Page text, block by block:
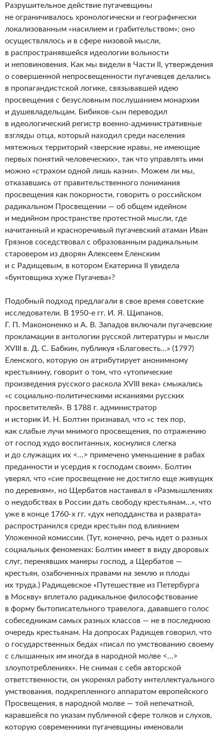
Разрушительное действие пугачевщины
не ограничивалось хронологически и географически
локализованным «насилием и грабительством»; оно
осуществлялось и в сфере низовой мысли,
в распространявшейся идеологии вольности
и неповиновения. Как мы видели в Части II, утверждения
о совершенной непросвещенности пугачевцев делались
в пропагандистской логике, связывавшей идею
просвещения с безусловным послушанием монархии
и душевладельцам. Бибиков-сын переводил
в идеологический регистр военно-административные
взгляды отца, который находил среди населения
мятежных территорий «зверские нравы, не имеющие
первых понятий человеческих», так что управлять ими
можно «страхом одной лишь казни». Можем ли мы,
отказавшись от правительственного понимания
просвещения как покорности, говорить о российском
радикальном Просвещении — об общем идейном
и медийном пространстве протестной мысли, где
начитанный и красноречивый пугачевский атаман Иван
Грязнов соседствовал с образованным радикальным
старовером из дворян Алексеем Еленским
и с Радищевым, в котором Екатерина II увидела
«бунтовщика хуже Пугачева»?
Подобный подход предлагали в свое время советские
исследователи. В 1950-е гг. И. Я. Щипанов,
Г. П. Макононенко и А. В. Западов включали пугачевские
прокламации в антологии русской литературы и мысли
XVIII в. Д. С. Бабкин, публикуя «Благовесть…» (1797)
Еленского, которую он атрибутирует анонимному
крестьянину, говорит о том, что «утопические
произведения русского раскола XVIII века» смыкались
«с социально-политическими исканиями русских
просветителей». В 1788 г. администратор
и историк И. Н. Болтин признавал, что «с тех пор,
как слабые лучи мнимого просвещения, по отражению
от господ худо воспитанных, коснулися слегка
и до служащих их <…> примечено уменьшение в рабах
преданности и усердия к господам своим». Болтин
уверял, что «сие просвещение не достигло еще живущих
по деревням», но Щербатов настаивал в «Размышлениях
о неудобствах в России дать свободу крестьянам…», что
уже в конце 1760-х гг. «дух неподданства и разврата»
распространился среди крестьян под влиянием
Уложенной комиссии. (Тут, конечно, речь идет о разных
социальных феноменах: Болтин имеет в виду дворовых
слуг, перенявших манеры господ, а Щербатов —
крестьян, озабоченных правами на землю и плоды
их труда.) Радищевское «Путешествие из Петербурга
в Москву» вплетало радикальное философствование
в форму бытописательного травелога, дававшего голос
собеседникам самых разных классов — не в последнюю
очередь крестьянам. На допросах Радищев говорил, что
о государственных бедах «писал по умствованию своему
с слышанных им иногда в народной молве <…>
злоупотреблениях». Не снимая с себя авторской
ответственности, он укоренял работу интеллектуального
умствования, подкрепленного аппаратом европейского
Просвещения, в народной молве — той непечатной,
каравшейся по указам публичной сфере толков и слухов,
которую современники пугачевщины именовали